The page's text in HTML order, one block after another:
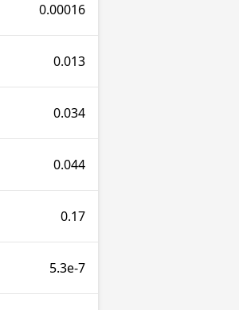
0.00016
0.013
0.034
0.044
0.17
5.3e-7